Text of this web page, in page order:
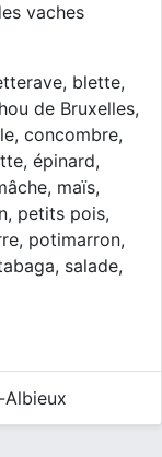
vaches
blette,
de Bruxelles,
concombre,
épinard,
maïs,
petits pois,
potimarron,
salade,